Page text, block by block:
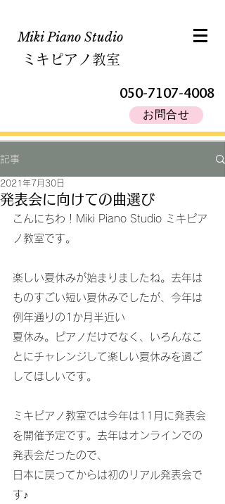
Miki Piano Studio​
ミキピアノ教室
050-7107-4008
お問合せ
記事
発表会に向けての曲選び
2021年7月30日
こんにちわ！Miki Piano Studio ミキピア
ノ教室です。
楽しい夏休みが始まりましたね。去年は
ものすごい短い夏休みでしたが、今年は
例年通りの1か月半近い
夏休み。ピアノだけでなく、いろんなこ
とにチャレンジして楽しい夏休みを過ご
してほしいです。
ミキピアノ教室では今年は11月に発表会
を開催予定です。去年はオンラインでの
発表会だったので、
日本に戻ってからは初のリアル発表会で
す♪